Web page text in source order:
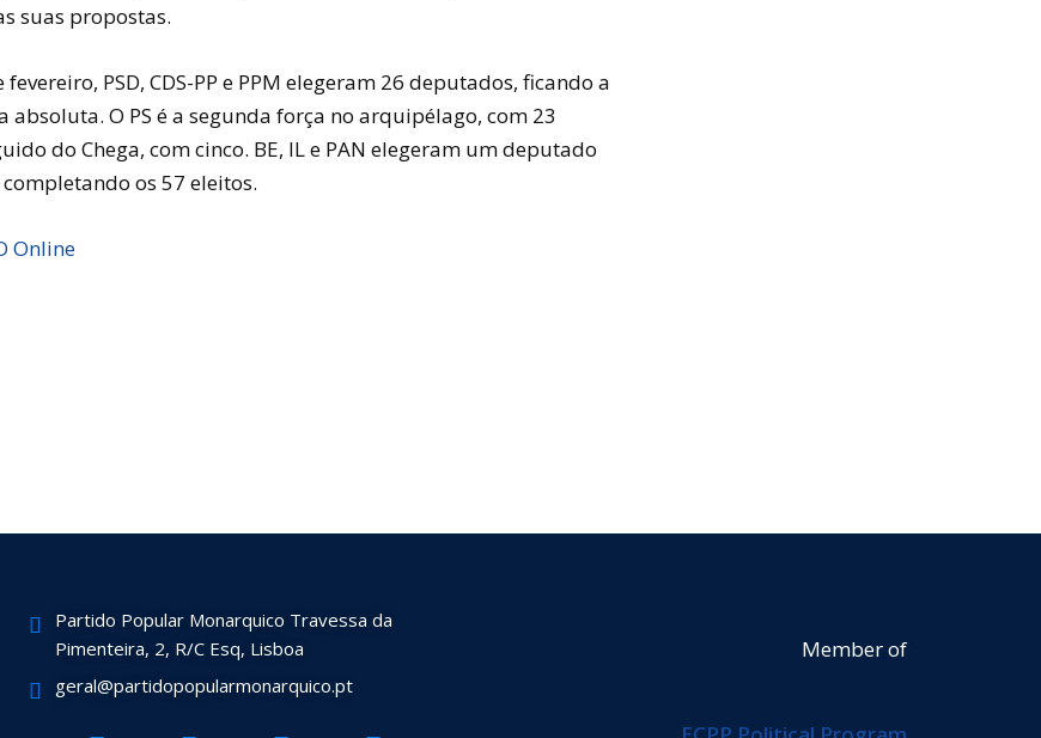
suas propostas.
PSD, CDS-PP e PPM elegeram 26 deputados, ficando a
absoluta. O PS é a segunda força no arquipélago, com 23
do Chega, com cinco. BE, IL e PAN elegeram um deputado
os 57 eleitos.
Online
Partido Popular Monarquico Travessa da
Pimenteira, 2, R/C Esq, Lisboa
geral@partidopopularmonarquico.pt
Member of